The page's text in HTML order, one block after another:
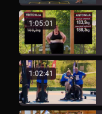
1:05:01
1:02:41